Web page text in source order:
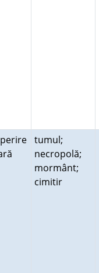
tumul;
necropolă;
mormânt;
cimitir